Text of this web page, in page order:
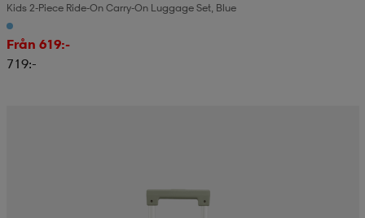
Kids 2-Piece Ride-On Carry-On Luggage Set, Blue
Från 619:-
719:-